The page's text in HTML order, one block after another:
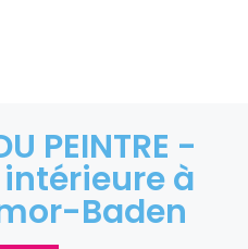
PEINTRE -
à
Baden